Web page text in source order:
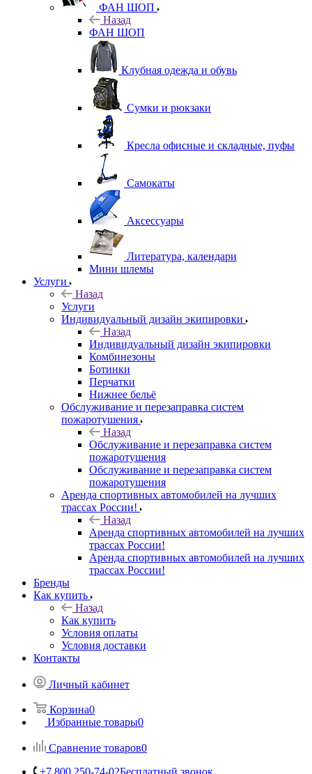
ФАН ШОП
Назад
ФАН ШОП
Клубная одежда и обувь
Сумки и рюкзаки
Кресла офисные и складные, пуфы
Самокаты
Аксессуары
Литература, календари
Мини шлемы
Услуги
Назад
Услуги
Индивидуальный дизайн экипировки
Назад
Индивидуальный дизайн экипировки
Комбинезоны
Ботинки
Перчатки
Нижнее бельё
Обслуживание и перезаправка систем
пожаротушения
Назад
Обслуживание и перезаправка систем
пожаротушения
Обслуживание и перезаправка систем
пожаротушения
Аренда спортивных автомобилей на лучших
трассах России!
Назад
Аренда спортивных автомобилей на лучших
трассах России!
Аренда спортивных автомобилей на лучших
трассах России!
Бренды
Как купить
Назад
Как купить
Условия оплаты
Условия доставки
Контакты
Личный кабинет
Корзина0
Избранные товары0
Сравнение товаров0
+7 800 250-74-02Бесплатный звонок